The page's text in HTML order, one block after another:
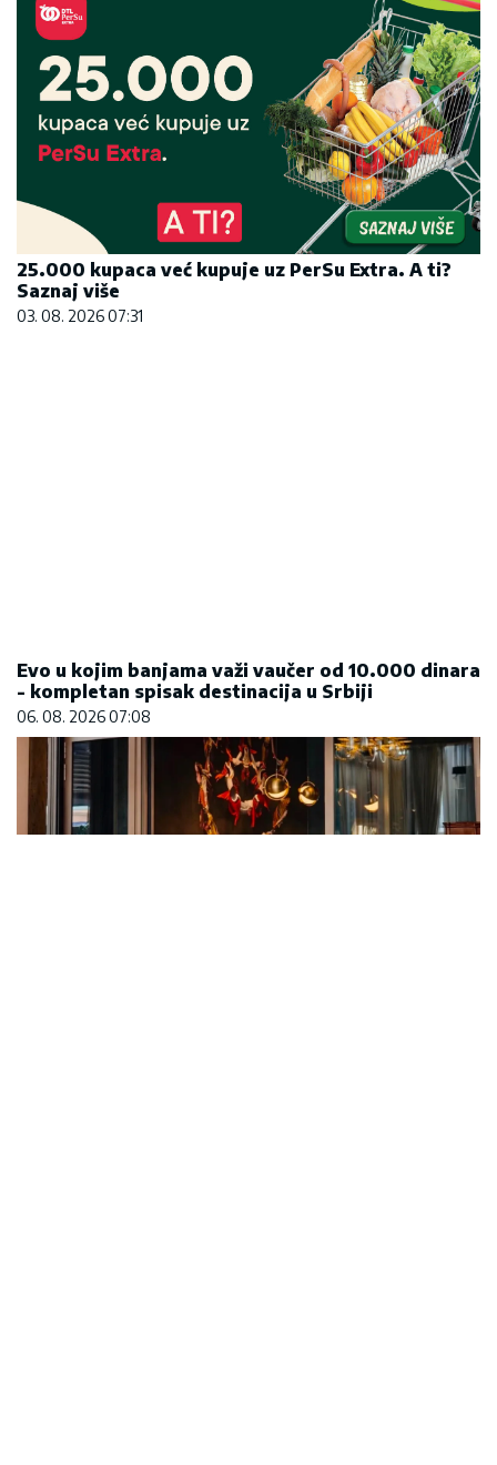
25.000 kupaca već kupuje uz PerSu Extra. A ti?
Saznaj više
03. 08. 2026 07:31
06. 08. 2026 07:08